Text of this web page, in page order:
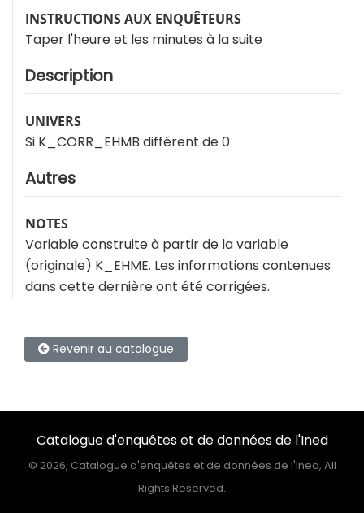
INSTRUCTIONS AUX ENQUÊTEURS
Taper l'heure et les minutes à la suite
Description
UNIVERS
Si K_CORR_EHMB différent de 0
Autres
NOTES
Variable construite à partir de la variable
(originale) K_EHME. Les informations contenues
dans cette dernière ont été corrigées.
Revenir au catalogue
Catalogue d'enquêtes et de données de l'Ined
© 2026, Catalogue d'enquêtes et de données de l'Ined, All
Rights Reserved.